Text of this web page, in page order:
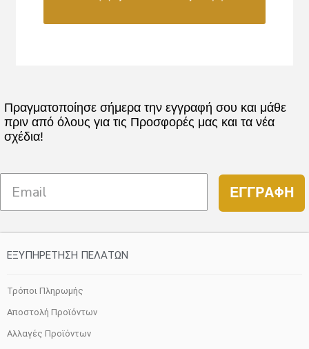
Πραγματοποίησε σήμερα την εγγραφή σου και μάθε
πριν από όλους για τις Προσφορές μας και τα νέα
σχέδια!
ΕΓΓΡΑΦΗ
ΕΞΥΠΗΡΕΤΗΣΗ ΠΕΛΑΤΩΝ
Τρόποι Πληρωμής
Αποστολή Προϊόντων
Αλλαγές Προϊόντων